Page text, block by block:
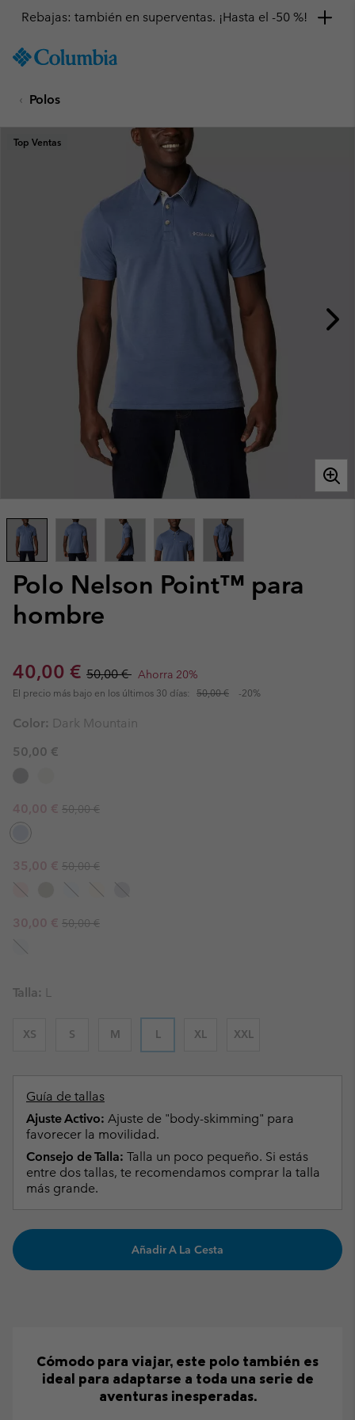
TO
SKIP
MAIN
NAV
Rebajas: también en superventas. ¡Hasta el -50 %!
Polos
Polo Nelson Point™ para
hombre
Sale price:
40,00 € Regular price:
50,00 € Ahorra 20%
El precio más bajo en los últimos 30 días: 50,00 € -20%
Top Ventas
Color: Dark Mountain
50,00 €
Sale price:
40,00 € Regular price:
50,00 €
Sale price:
35,00 € Regular price:
50,00 €
Sale price:
30,00 € Regular price:
50,00 €
Talla:
XS S M L XL XXL
Guía de tallas
Ajuste Activo: Ajuste de "body-skimming" para
favorecer la movilidad.
Consejo de Talla: Talla un poco pequeño. Si estás
entre dos tallas, te recomendamos comprar la talla
más grande.
Añadir A La Cesta
Cómodo para viajar, este polo también es
ideal para adaptarse a toda una serie de
aventuras inesperadas.